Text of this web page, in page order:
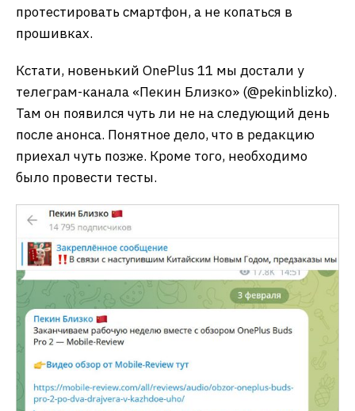
протестировать смартфон, а не копаться в
прошивках.
Кстати, новенький OnePlus 11 мы достали у
телеграм-канала «Пекин Близко» (@pekinblizko).
Там он появился чуть ли не на следующий день
после анонса. Понятное дело, что в редакцию
приехал чуть позже. Кроме того, необходимо
было провести тесты.